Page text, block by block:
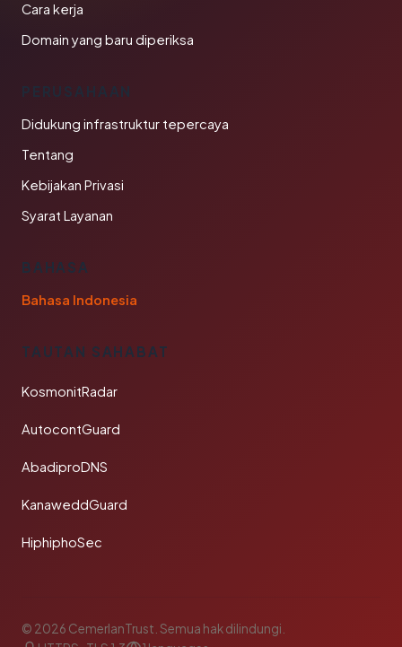
Cara kerja
Domain yang baru diperiksa
PERUSAHAAN
Didukung infrastruktur tepercaya
Tentang
Kebijakan Privasi
Syarat Layanan
BAHASA
Bahasa Indonesia
TAUTAN SAHABAT
KosmonitRadar
AutocontGuard
AbadiproDNS
KanaweddGuard
HiphiphoSec
© 2026 CemerlanTrust. Semua hak dilindungi.